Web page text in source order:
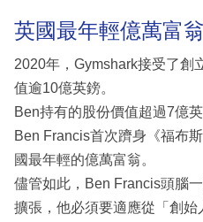
英國最年輕億萬富翁
2020年，Gymshark接受了創
值逾10億英鎊。
Ben持有的股份價值超過7億
Ben Francis首次躋身《福布
國最年輕的億萬富翁。
儘管如此，Ben Francis頭腦
擴張，他必須要適應從「創